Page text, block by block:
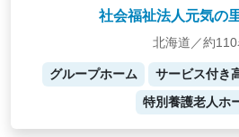
社会福祉法人元気の
北海道／約110
グループホーム サービス付き
特別養護老人ホ